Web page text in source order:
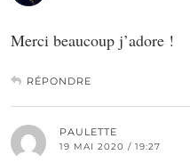
Merci beaucoup j’adore !
RÉPONDRE
PAULETTE
19 MAI 2020 / 19:27